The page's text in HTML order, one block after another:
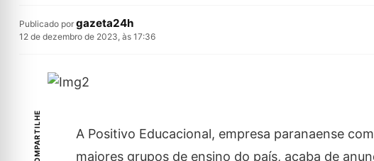
Publicado por gazeta24h
12 de dezembro de 2023, às 17:36
COMPARTILHE
A Positivo Educacional, empresa paranaense
maiores grupos de ensino do país, acaba de